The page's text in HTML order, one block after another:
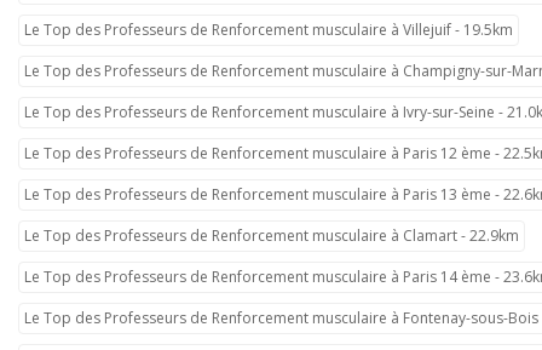
Le Top des Professeurs de Renforcement musculaire à Villejuif - 19.5km
Le Top des Professeurs de Renforcement musculaire à Champigny-sur-
Le Top des Professeurs de Renforcement musculaire à Ivry-sur-Seine -
Le Top des Professeurs de Renforcement musculaire à Paris 12 ème -
Le Top des Professeurs de Renforcement musculaire à Paris 13 ème -
Le Top des Professeurs de Renforcement musculaire à Clamart - 22.9km
Le Top des Professeurs de Renforcement musculaire à Paris 14 ème -
Le Top des Professeurs de Renforcement musculaire à Fontenay-sous-Bois